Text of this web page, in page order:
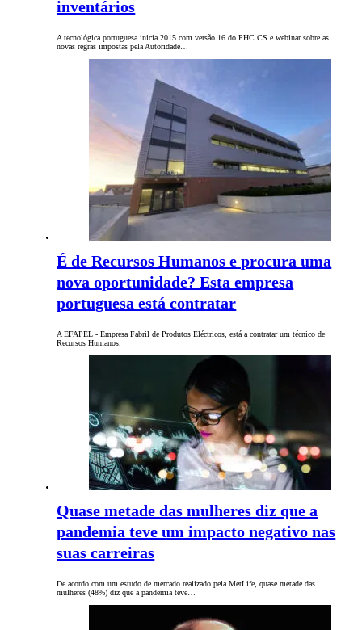
inventários
A tecnológica portuguesa inicia 2015 com versão 16 do PHC CS e webinar sobre as
novas regras impostas pela Autoridade…
É de Recursos Humanos e procura uma
nova oportunidade? Esta empresa
portuguesa está contratar
A EFAPEL - Empresa Fabril de Produtos Eléctricos, está a contratar um técnico de
Recursos Humanos.
Quase metade das mulheres diz que a
pandemia teve um impacto negativo nas
suas carreiras
De acordo com um estudo de mercado realizado pela MetLife, quase metade das
mulheres (48%) diz que a pandemia teve…